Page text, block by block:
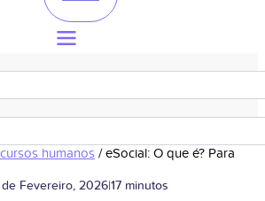
humanos /eSocial: O que é? Para
Fevereiro, 2026|17 minutos